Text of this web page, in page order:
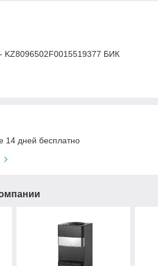
KZ8096502F0015519377 БИК
14 дней бесплатно